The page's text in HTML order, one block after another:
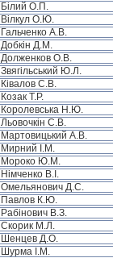
Білий О.П.
Вілкул О.Ю.
Гальченко А.В.
Добкін Д.М.
Долженков О.В.
Звягільський Ю.Л.
Ківалов С.В.
Козак Т.Р.
Королевська Н.Ю.
Льовочкін С.В.
Мартовицький А.В.
Мирний І.М.
Мороко Ю.М.
Німченко В.І.
Омельянович Д.С.
Павлов К.Ю.
Рабінович В.З.
Скорик М.Л.
Шенцев Д.О.
Шурма І.М.